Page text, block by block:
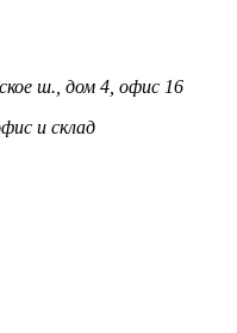
ш., дом 4, офис 16
и склад